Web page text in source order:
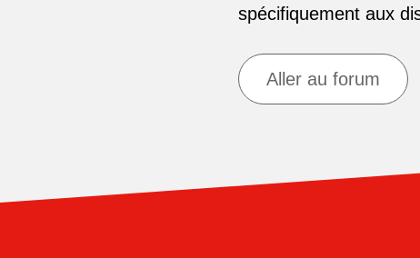
spécifiquement aux
Aller au forum